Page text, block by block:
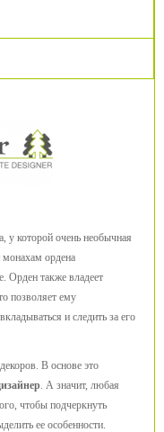
у которой очень необычная
монахам ордена
Орден также владеет
позволяет ему
и следить за его
В основе это
. А значит, любая
чтобы подчеркнуть
ее особенности.